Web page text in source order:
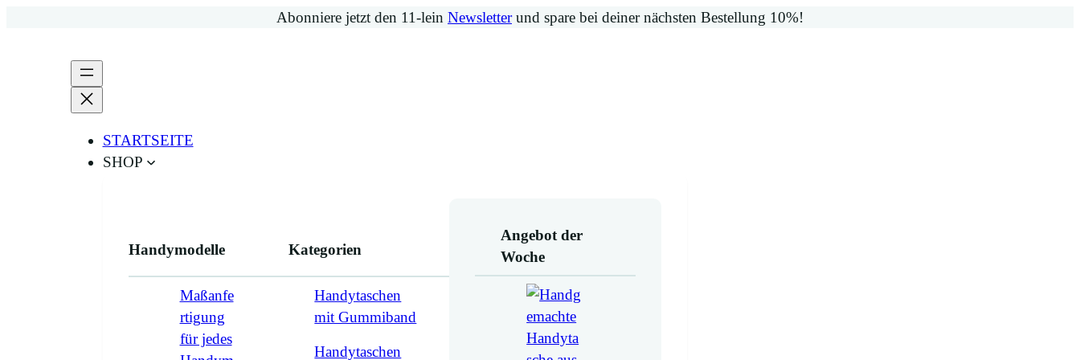
Abonniere jetzt den 11-lein Newsletterund spare bei deiner nächsten Bestellung 10%!
STARTSEITE
SHOP
Handymodelle
Maßanfe
rtigung
für jedes
Kategorien
Handytaschen
mit Gummiband
Handytaschen
Angebot der
Woche